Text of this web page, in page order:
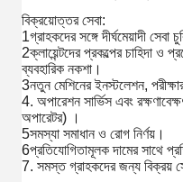
বিক্রয়োত্তর সেবা:
1গ্রাহকদের সঙ্গে দীর্ঘমেয়াদী সেবা
2ক্লায়েন্টদের প্রকল্পের চাহিদা ও
ব্যবহারিক নকশা।
3নতুন মেশিনের ইনস্টলেশন,
4. অপারেশন সার্ভিস এবং
অপারেটর) ।
5সমস্যা সমাধান ও রোগ নির্ণয়।
6প্রতিযোগিতামূলক দামের সাথে
7. সমস্ত গ্রাহকদের জন্য বিক্রয়